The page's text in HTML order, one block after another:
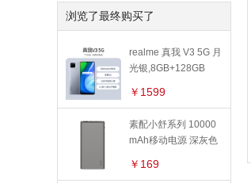
手机配件
保护膜
保护壳 数据线
华为
苹果
三星
电脑办公
平板电脑
轻薄本
路由器
键盘 鼠标
灯光设备
移动电源
手机保护壳
苹果保护壳
OPPO保护壳
手机周边
浏览了最终购买了
realme 真我 V3 5G 月
光银,8GB+128GB
￥1599
素配小舒系列 10000
mAh移动电源 深灰色
￥169